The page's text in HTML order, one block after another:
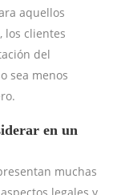
aquellos
los clientes
del
sea menos
en un
muchas